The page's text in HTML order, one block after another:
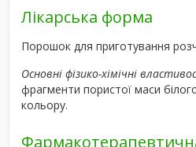
Лікарська форма
Порошок для приготування
Основні фізико-хімічні
фрагменти пористої маси
кольору.